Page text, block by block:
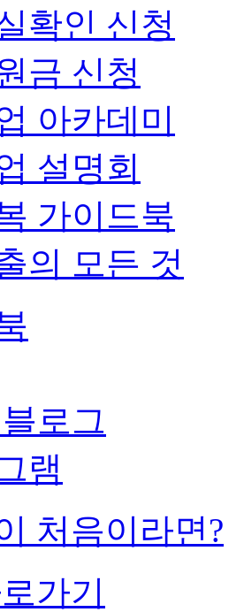
확인 신청
금 신청
아카데미
설명회
가이드북
의 모든 것
로그
램
처음이라면?
가기